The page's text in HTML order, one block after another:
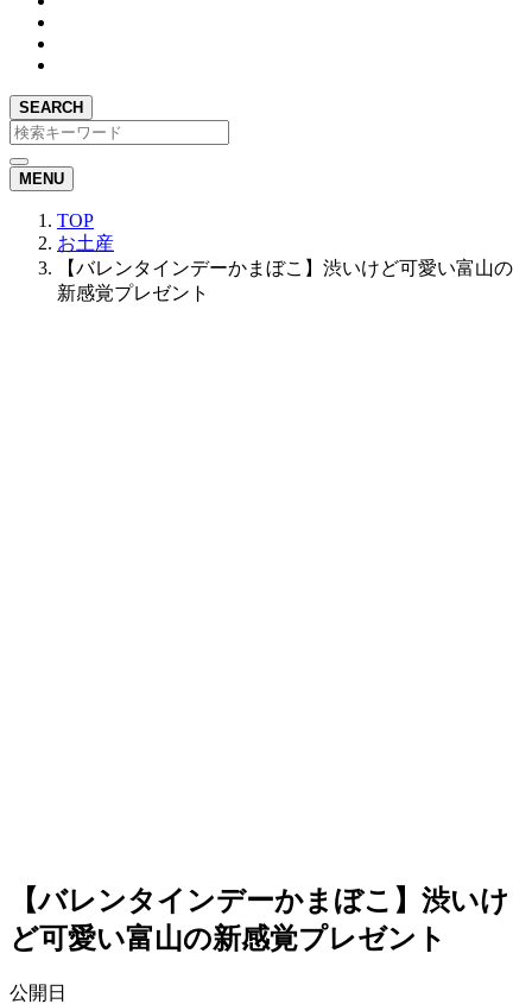
SEARCH
MENU
TOP
お土産
【バレンタインデーかまぼこ】渋いけど可愛い富山の
新感覚プレゼント
【バレンタインデーかまぼこ】渋いけ
ど可愛い富山の新感覚プレゼント
公開日